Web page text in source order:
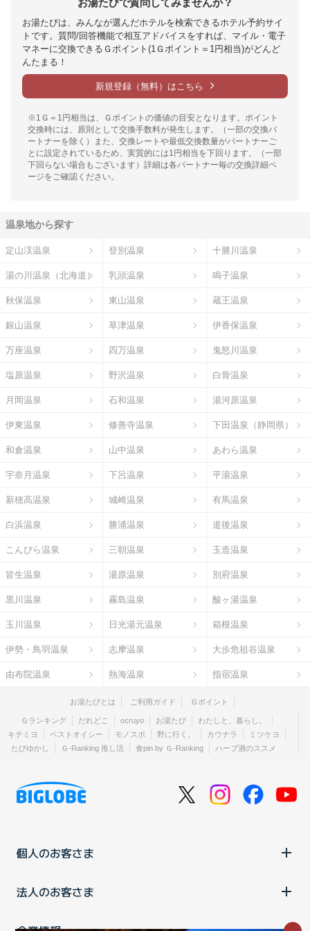
お湯たびは、みんなが選んだホテルを検索できるホテル予約サイ
トです。質問/回答機能で相互アドバイスをすれば、マイル・電子
マネーに交換できるＧポイント(1Ｇポイント＝1円相当)がどんど
んたまる！
新規登録（無料）はこちら
※1Ｇ＝1円相当は、Ｇポイントの価値の目安となります。ポイント
交換時には、原則として交換手数料が発生します。（一部の交換パ
ートナーを除く）また、交換レートや最低交換数量がパートナーご
とに設定されているため、実質的には1円相当を下回ります。（一部
下回らない場合もございます）詳細は各パートナー毎の交換詳細ペ
ージをご確認ください。
温泉地から探す
定山渓温泉 登別温泉 十勝川温泉
湯の川温泉（北海道） 乳頭温泉 鳴子温泉
秋保温泉 東山温泉 蔵王温泉
銀山温泉 草津温泉 伊香保温泉
万座温泉 四万温泉 鬼怒川温泉
塩原温泉 野沢温泉 白骨温泉
月岡温泉 石和温泉 湯河原温泉
伊東温泉 修善寺温泉 下田温泉（静岡県）
和倉温泉 山中温泉 あわら温泉
宇奈月温泉 下呂温泉 平湯温泉
新穂高温泉 城崎温泉 有馬温泉
白浜温泉 勝浦温泉 道後温泉
こんぴら温泉 三朝温泉 玉造温泉
皆生温泉 湯原温泉 別府温泉
黒川温泉 霧島温泉 酸ヶ湯温泉
玉川温泉 日光湯元温泉 箱根温泉
伊勢・鳥羽温泉 志摩温泉 大歩危祖谷温泉
由布院温泉 熱海温泉 指宿温泉
お湯たびとは ご利用ガイド Ｇポイント
Ｇランキング だれどこ ocruyo お湯たび
わたしと、暮らし。
キテミヨ
ベストオイシー モノスポ 野に行く。 カウナラ
ミツケヨ
たびゆかし
Ｇ-Ranking 推し活 食pin by Ｇ-Ranking ハーブ酒のススメ
個人のお客さま
法人のお客さま